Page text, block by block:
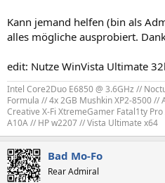
Kann jemand helfen (bin als
alles mögliche ausprobiert.
edit: Nutze WinVista Ultimate
Intel Core2Duo E6850 @ 3.6GHz //
Formula // 4x 2GB Mushkin XP2-8500 //
Creative X-Fi XtremeGamer Fatal1ty
A10A // HP w2207 // Vista Ultimate x64​
Bad Mo-Fo
Rear Admiral